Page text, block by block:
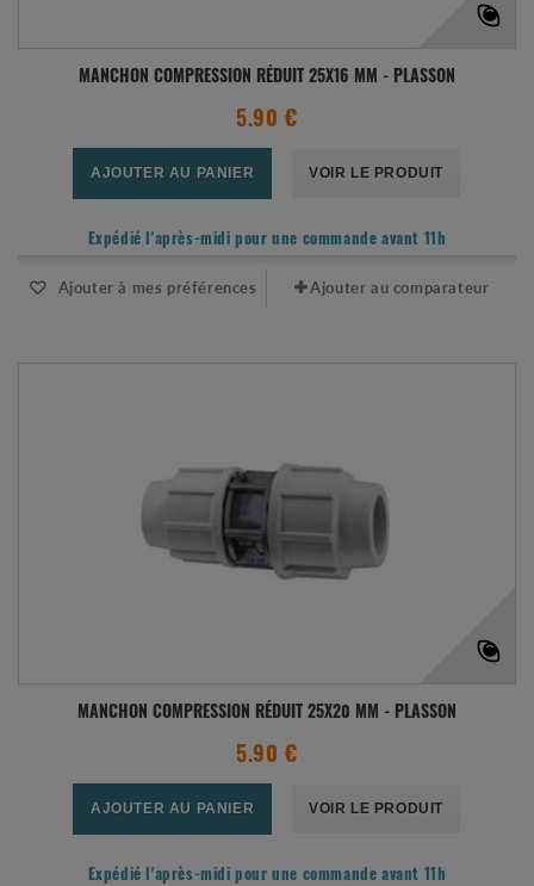
MANCHON COMPRESSION RÉDUIT 25X16 MM - PLASSON
5.90 €
AJOUTER AU PANIER VOIR LE PRODUIT
Expédié l'après-midi pour une commande avant 11h
Ajouter à mes préférences Ajouter au comparateur
MANCHON COMPRESSION RÉDUIT 25X20 MM - PLASSON
5.90 €
AJOUTER AU PANIER VOIR LE PRODUIT
Expédié l'après-midi pour une commande avant 11h